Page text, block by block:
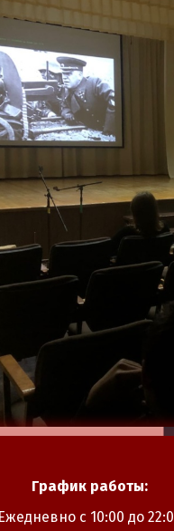
График работы:
Ежедневно с 10:00 до